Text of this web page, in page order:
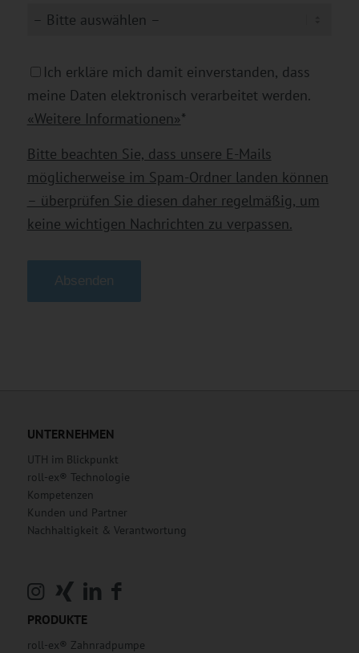
Ich erkläre mich damit einverstanden, dass
meine Daten elektronisch verarbeitet werden.
«Weitere Informationen»*
Bitte beachten Sie, dass unsere E-Mails
möglicherweise im Spam-Ordner landen können
– überprüfen Sie diesen daher regelmäßig, um
keine wichtigen Nachrichten zu verpassen.
UNTERNEHMEN
UTH im Blickpunkt
roll-ex® Technologie
Kompetenzen
Kunden und Partner
Nachhaltigkeit & Verantwortung
PRODUKTE
roll-ex® Zahnradpumpe